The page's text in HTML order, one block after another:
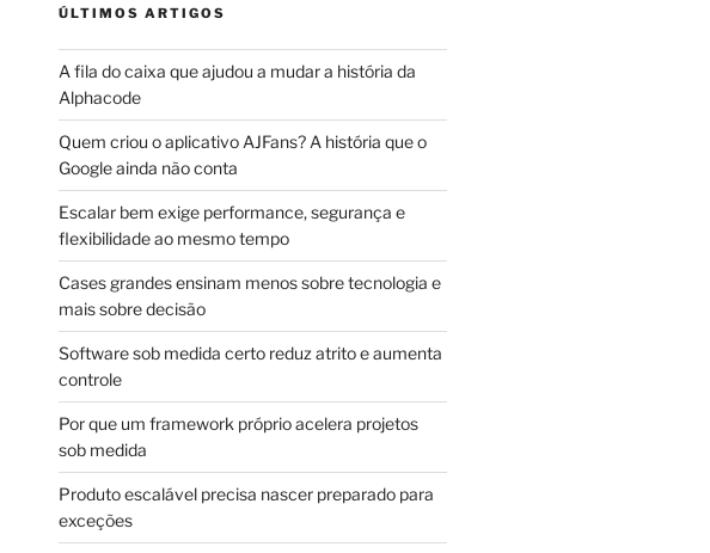
ÚLTIMOS ARTIGOS
A fila do caixa que ajudou a mudar a história da
Alphacode
Quem criou o aplicativo AJFans? A história que o
Google ainda não conta
Escalar bem exige performance, segurança e
flexibilidade ao mesmo tempo
Cases grandes ensinam menos sobre tecnologia e
mais sobre decisão
Software sob medida certo reduz atrito e aumenta
controle
Por que um framework próprio acelera projetos
sob medida
Produto escalável precisa nascer preparado para
exceções